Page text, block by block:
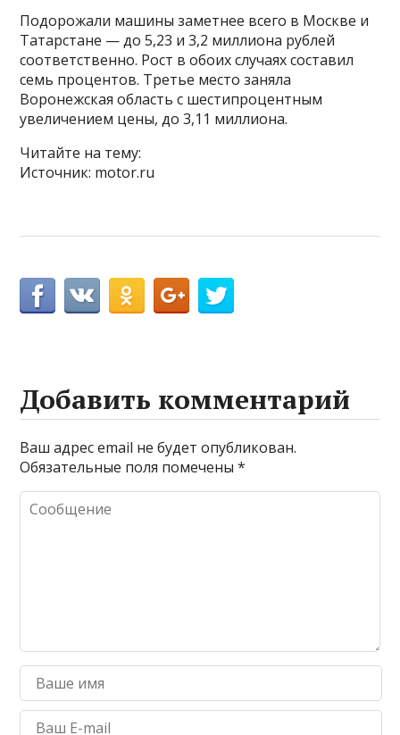
Подорожали машины заметнее всего в Москве и
Татарстане — до 5,23 и 3,2 миллиона рублей
соответственно. Рост в обоих случаях составил
семь процентов. Третье место заняла
Воронежская область с шестипроцентным
увеличением цены, до 3,11 миллиона.
Читайте на тему:
Источник: motor.ru
Добавить комментарий
Ваш адрес email не будет опубликован.
Обязательные поля помечены*